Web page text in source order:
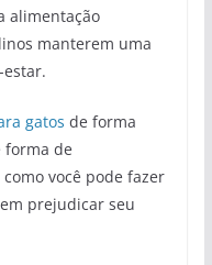
alimentação
manterem uma
gatos de forma
forma de
você pode fazer
prejudicar seu